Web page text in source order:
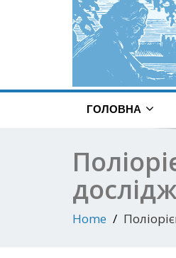
ГОЛОВНА
Home